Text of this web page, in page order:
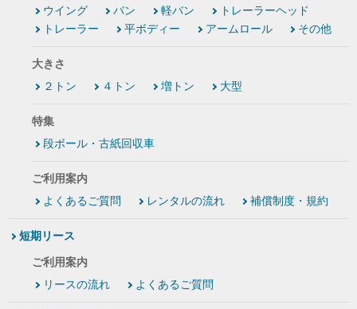
ウイング
バン 軽バン
トレーラーヘッド
トレーラー
平ボディー アームロール その他
大きさ
２トン
４トン 増トン 大型
特集
段ボール・古紙回収車
ご利用案内
よくあるご質問
レンタルの流れ 補償制度・規約
短期リース
ご利用案内
リースの流れ
よくあるご質問